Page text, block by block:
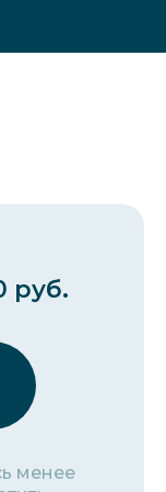
руб.
менее